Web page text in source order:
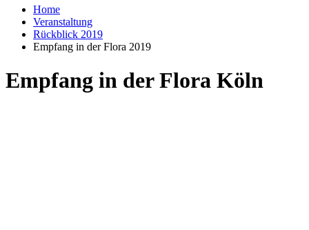
Home
Veranstaltung
Rückblick 2019
Empfang in der Flora 2019
Empfang in der Flora Köln